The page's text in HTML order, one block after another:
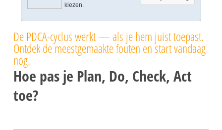
kiezen.
De PDCA-cyclus werkt — als je hem juist toepast.
Ontdek de meestgemaakte fouten en start vandaag
nog.
Hoe pas je Plan, Do, Check, Act
toe?